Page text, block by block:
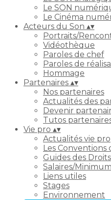
Le SON
Le Cinéma
Acteurs du Son ▴▾
Portraits/
Vidéothèque
Paroles de chef
Paroles de
Hommage
Partenaires ▴▾
Nos partenaires
Actualités des
Devenir
Tutos
Vie pro ▴▾
Actualités vie pro
Les Conventions
Guides des Droits
Salaires/
Liens utiles
Stages
Environnement